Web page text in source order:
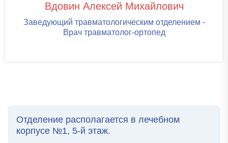
Вдовин Алексей Михайлович
Заведующий травматологическим отделением -
Врач травматолог-ортопед
Отделение располагается в лечебном
корпусе №1, 5-й этаж.